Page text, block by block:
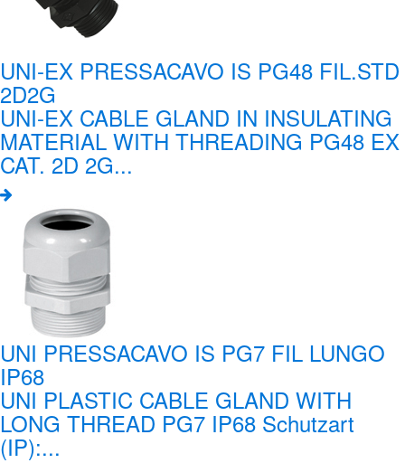
UNI-EX PRESSACAVO IS PG48 FIL.STD
2D2G
UNI-EX CABLE GLAND IN INSULATING
MATERIAL WITH THREADING PG48 EX
CAT. 2D 2G...
UNI PRESSACAVO IS PG7 FIL LUNGO
IP68
UNI PLASTIC CABLE GLAND WITH
LONG THREAD PG7 IP68 Schutzart
(IP):...